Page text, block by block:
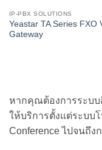
IP-PBX SOLUTIONS
Yeastar TA Series FXO
Gateway
หากคุณต้องการระบบ
ให้บริการตั้งแต่ระบบ
Conference ไปจนถึ